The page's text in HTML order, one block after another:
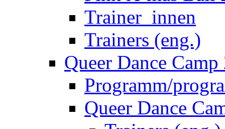
Queer Dance
Programm/
Queer Dance
Trainers (eng.)
Trainer_innen